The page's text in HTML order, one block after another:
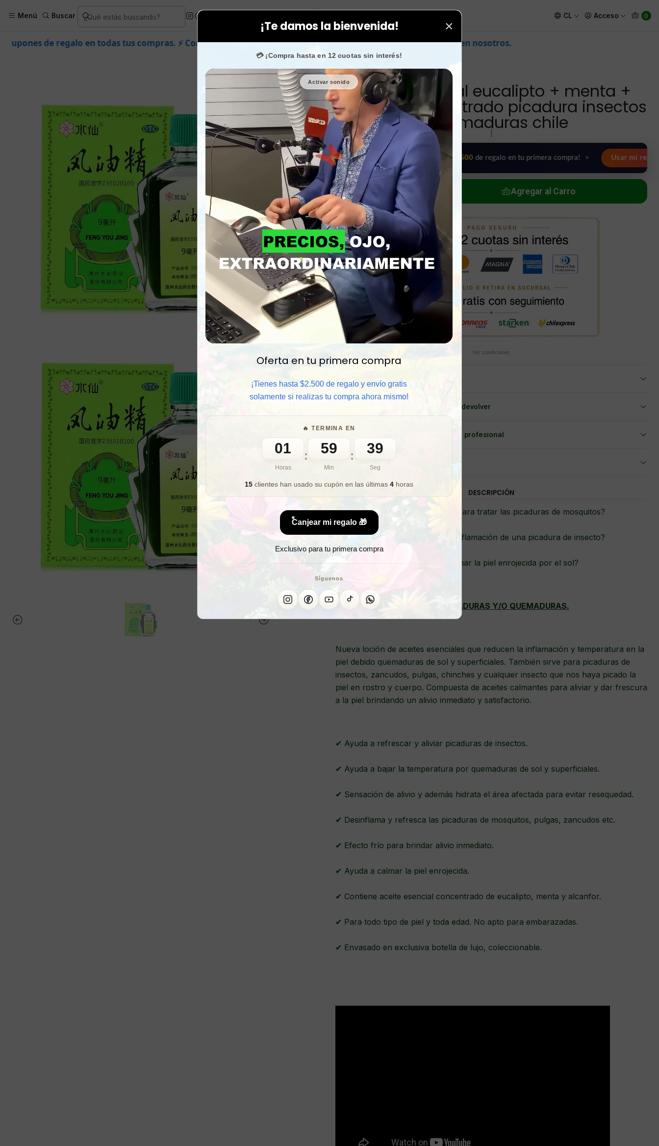
¡Te damos la bienvenida! ×
💳 ¡Compra hasta en 12 cuotas sin interés!
Activar sonido
Oferta en tu primera compra
¡Tienes hasta $2.500 de regalo y envío gratis
solamente si realizas tu compra ahora mismo!
🔥 TERMINA EN
01
Horas
: 59
Min
:
37
Seg
15 clientes han usado su cupón en las últimas 4 horas
Canjear mi regalo 🎁
Exclusivo para tu primera compra
Síguenos
Menú Buscar CL Acceso 0
Facial Aceites Aceite esencial eucalipto + menta + alcanfor concentrado picadura insectos y quemaduras chile
todas tus compras. ⚡ Compra rápido y aprovecha. 💙 +50.000 fans enInstagramconfían en nosotros.
Aceite esencial eucalipto + menta +
alcanfor concentrado picadura insectos
y quemaduras chile
🎉 Bienvenid@ 🔥 ¡Hasta de regalo en tu primera compra! • Usar mi regalo ahora 🖤
Cantidad
Agregar al Carro
Ver condiciones
📦 Comprar al por mayor
⏰ Garantía 8 meses para cambiar o devolver
🧑‍💼 Atención al cliente y/o Asesoría profesional
🎁 Lo quiero para regalo
DESCRIPCIÓN
¿Buscas un producto para tratar las picaduras de mosquitos?
¿Deseas disminuir la inflamación de una picadura de insecto?
¿Necesitas calmar la piel enrojecida por el sol?
ACEITE PICADURAS Y/O QUEMADURAS.
Nueva loción de aceites esenciales que reducen la inflamación y temperatura en la
piel debido quemaduras de sol y superficiales. También sirve para picaduras de
insectos, zancudos, pulgas, chinches y cualquier insecto que nos haya picado la
piel en rostro y cuerpo. Compuesta de aceites calmantes para aliviar y dar frescura
a la piel brindando un alivio inmediato y satisfactorio.
✔ Ayuda a refrescar y aliviar picaduras de insectos.
✔ Ayuda a bajar la temperatura por quemaduras de sol y superficiales.
✔ Sensación de alivio y además hidrata el área afectada para evitar resequedad.
✔ Desinflama y refresca las picaduras de mosquitos, pulgas, zancudos etc.
✔ Efecto frío para brindar alivio inmediato.
✔ Ayuda a calmar la piel enrojecida.
✔ Contiene aceite esencial concentrado de eucalipto, menta y alcanfor.
✔ Para todo tipo de piel y toda edad. No apto para embarazadas.
✔ Envasado en exclusiva botella de lujo, coleccionable.